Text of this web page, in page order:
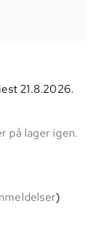
21.8.2026.
på lager igen.
)